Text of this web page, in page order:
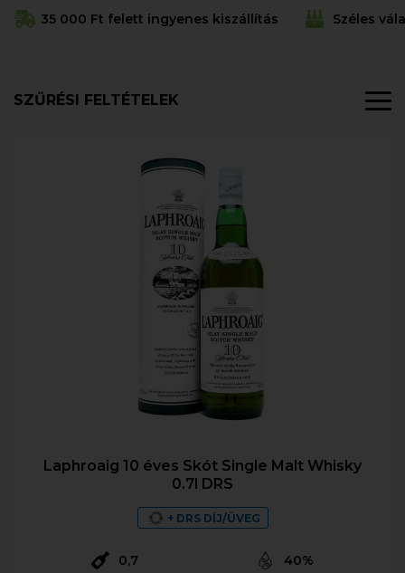
35 000 Ft felett ingyenes kiszállítás Széles
SZŰRÉSI FELTÉTELEK
Laphroaig 10 éves Skót Single Malt Whisky
0.7l DRS
+ DRS DÍJ/ÜVEG
0,7 40%